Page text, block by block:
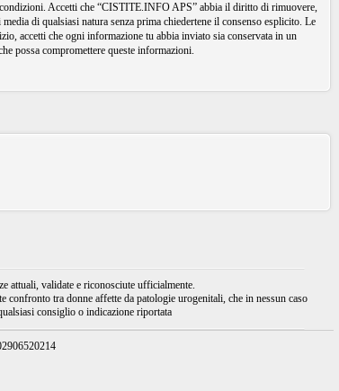
Accetti che “CISTITE.INFO APS” abbia il diritto di rimuovere,
di qualsiasi natura senza prima chiedertene il consenso esplicito. Le
accetti che ogni informazione tu abbia inviato sia conservata in un
possa compromettere queste informazioni.
attuali, validate e riconosciute ufficialmente.
tra donne affette da patologie urogenitali, che in nessun caso
consiglio o indicazione riportata